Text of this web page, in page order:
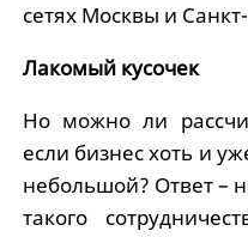
сетях Москвы и
Лакомый кусочек
Но можно ли
если бизнес хоть и
небольшой? Ответ –
такого